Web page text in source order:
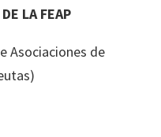
LA FEAP
Asociaciones de